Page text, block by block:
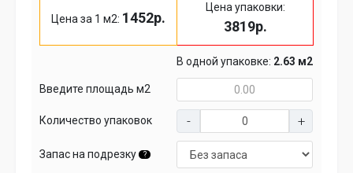
Цена за 1 м2: 1452р.
Цена упаковки:
3819р.
В одной упаковке: 2.63 м2
Введите площадь м2
Количество упаковок
Запас на подрезку ?